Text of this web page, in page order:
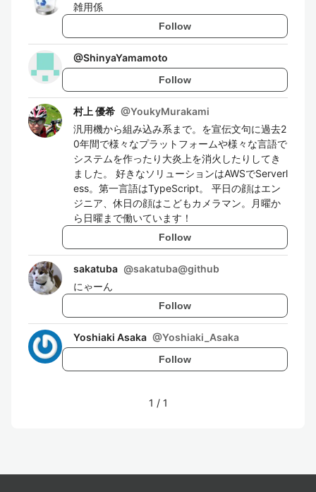
雑用係
Follow
@ShinyaYamamoto
Follow
村上 優希 @YoukyMurakami
汎用機から組み込み系まで。を宣伝文句に過去2
0年間で様々なプラットフォームや様々な言語で
システムを作ったり大炎上を消火したりしてき
ました。 好きなソリューションはAWSでServerl
ess。第一言語はTypeScript。 平日の顔はエン
ジニア、休日の顔はこどもカメラマン。月曜か
ら日曜まで働いています！
Follow
sakatuba @sakatuba@github
にゃーん
Follow
Yoshiaki Asaka @Yoshiaki_Asaka
Follow
1 / 1